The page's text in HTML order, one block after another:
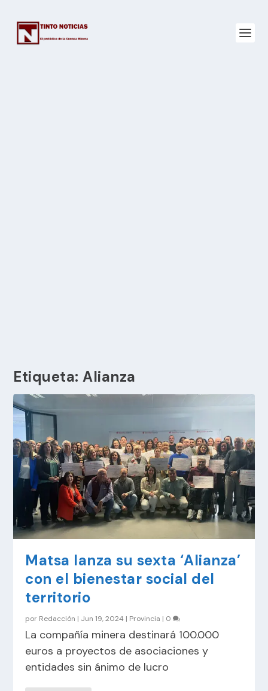
Etiqueta:Alianza
Matsa lanza su sexta ‘Alianza’
con el bienestar social del
territorio
por Redacción | Jun 19, 2024 | Provincia | 0
La compañía minera destinará 100.000
euros a proyectos de asociaciones y
entidades sin ánimo de lucro